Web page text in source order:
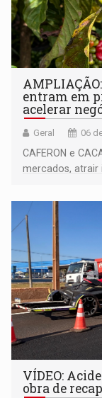
entram em
acelerar
Geral 06
CAFERON e
mercados,
VÍDEO:
obra de